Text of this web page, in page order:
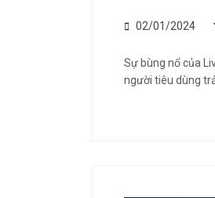
02/01/2024
Sự bùng nổ của
người tiêu dùng